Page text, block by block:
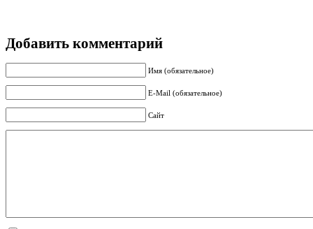
Добавить комментарий
Имя (обязательное)
E-Mail (обязательное)
Сайт